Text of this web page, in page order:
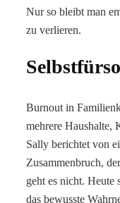
Nur so bleibt man
zu verlieren.
Burnout in
mehrere Haushalte,
Sally berichtet von
Zusammenbruch,
geht es nicht.
das bewusste